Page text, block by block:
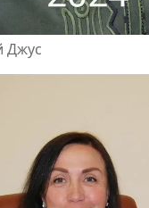
Джус